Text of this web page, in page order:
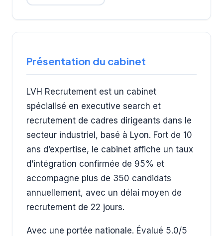
Présentation du cabinet
LVH Recrutement est un cabinet
spécialisé en executive search et
recrutement de cadres dirigeants dans le
secteur industriel, basé à Lyon. Fort de 10
ans d’expertise, le cabinet affiche un taux
d’intégration confirmée de 95% et
accompagne plus de 350 candidats
annuellement, avec un délai moyen de
recrutement de 22 jours.
Avec une portée nationale. Évalué 5.0/5